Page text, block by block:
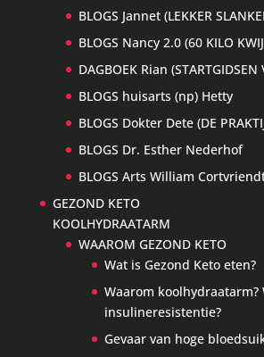
BLOGS Jannet (LEKKER
BLOGS Nancy 2.0 (60 KILO
DAGBOEK Rian (STARTGIDSEN
BLOGS huisarts (np) Hetty
BLOGS Dokter Dete (DE
BLOGS Dr. Esther Nederhof
BLOGS Arts William
GEZOND KETO
KOOLHYDRAATARM
WAAROM GEZOND KETO
Wat is Gezond Keto eten?
Waarom koolhydraatarm?
insulineresistentie?
Gevaar van hoge